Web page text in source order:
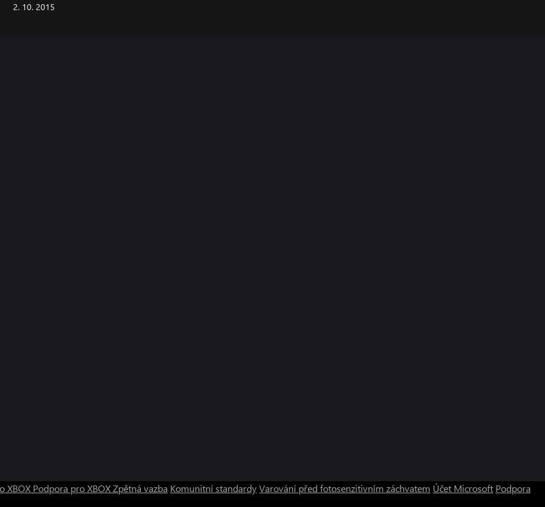
2. 10. 2015
XBOX Podpora pro XBOXZpětná vazba Komunitní standardyVarování před fotosenzitivním záchvatem Účet Microsoft Podpora